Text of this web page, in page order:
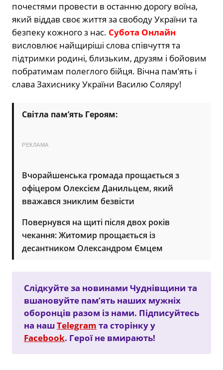
почестями провести в останню дорогу воїна,
який віддав своє життя за свободу України та
безпеку кожного з нас. Субота Онлайн
висловлює найщиріші слова співчуття та
підтримки родині, близьким, друзям і бойовим
побратимам полеглого бійця. Вічна пам’ять і
слава Захиснику України Василю Соляру!
Світла пам’ять Героям:
РЕКЛАМА
Вчорайшенська громада прощається з
офіцером Олексієм Данильцем, який
вважався зниклим безвісти
Повернувся на щиті після двох років
чекання: Житомир прощається із
десантником Олександром Ємцем
Слідкуйте за новинами Чуднівщини та
вшановуйте пам’ять наших мужніх
оборонців разом із нами. Підписуйтесь
на нашTelegram та сторінку у
Facebook. Герої не вмирають!